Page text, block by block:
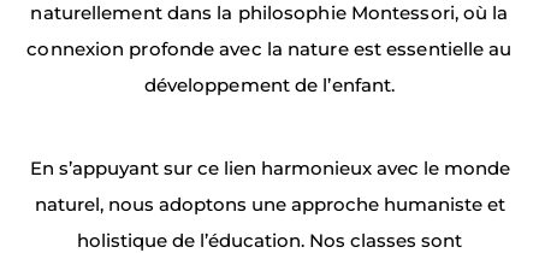
naturellement dans la philosophie Montessori, où la
connexion profonde avec la nature est essentielle au
développement de l’enfant.
En s’appuyant sur ce lien harmonieux avec le monde
naturel, nous adoptons une approche humaniste et
holistique de l’éducation. Nos classes sont